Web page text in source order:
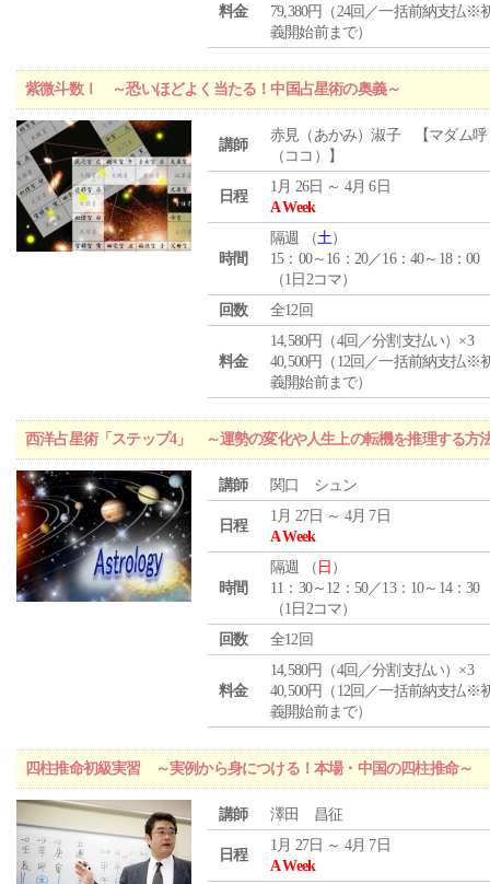
料金
79,380円（24回／一括前納支払※
義開始前まで）
紫微斗数Ⅰ ～恐いほどよく当たる！中国占星術の奥義～
講師
赤見（あかみ）淑子 【マダム呼
（ココ）】
日程
1月 26日 ～ 4月 6日
A Week
時間
隔週 （土）
15：00～16：20／16：40～18：00
（1日2コマ）
回数
全12回
料金
14,580円（4回／分割支払い）×3
40,500円（12回／一括前納支払※
義開始前まで）
西洋占星術「ステップ4」 ～運勢の変化や人生上の転機を推理する方
講師 関口 シュン
日程
1月 27日 ～ 4月 7日
A Week
時間
隔週 （ 日 ）
11：30～12：50／13：10～14：30
（1日2コマ）
回数
全12回
料金
14,580円（4回／分割支払い）×3
40,500円（12回／一括前納支払※
義開始前まで）
四柱推命初級実習 ～実例から身につける！本場・中国の四柱推命～
講師 澤田 昌征
日程
1月 27日 ～ 4月 7日
A Week